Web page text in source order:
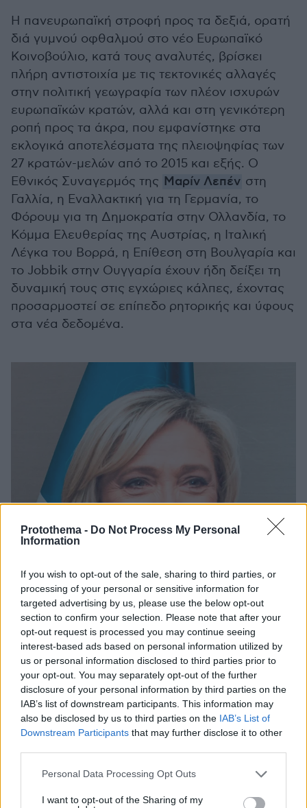
Protothema - Do Not Process My Personal
Information
If you wish to opt-out of the sale, sharing to third parties, or
processing of your personal or sensitive information for
targeted advertising by us, please use the below opt-out
section to confirm your selection. Please note that after your
opt-out request is processed you may continue seeing
interest-based ads based on personal information utilized by
us or personal information disclosed to third parties prior to
your opt-out. You may separately opt-out of the further
disclosure of your personal information by third parties on the
IAB’s list of downstream participants. This information may
also be disclosed by us to third parties on the IAB’s List of
Downstream Participants that may further disclose it to other
Please note that this website/app uses one or more Google
not limited to your visit or usage behaviour. You may click to
Personal Data Processing Opt Outs
I want to opt-out of the Sharing of my
Η πανευρωπαϊκή στροφή προς τα δεξιά, ορατή
διά γυμνού οφθαλμού στο νέο Ευρωπαϊκό
Κοινοβούλιο, κατά τους αναλυτές, βρίσκει
πλήρη αντιστοιχία με τις τεκτονικές αλλαγές
στην πολιτική γεωγραφία των πλέον ισχυρών
ευρωπαϊκών κρατών, αλλά και στη γενικότερη
ροπή προς τα άκρα, που εμφανίστηκε στα
εκλογικά αποτελέσματα της πλειοψηφίας των
27 κρατών-μελών από το 2015 και εξής. Ο
Εθνικός Συναγερμός της Μαρίν Λεπέν στη
Γαλλία, η Εναλλακτική για τη Γερμανία, το
Φόρουμ για τη Δημοκρατία στην Ολλανδία, το
Κόμμα Ελευθερίας της Αυστρίας, η Ιταλική
Λέγκα του Βορρά, η Επίθεση στη Βουλγαρία και
το Jobbik στην Ουγγαρία έχουν ήδη δείξει τη
δυναμική τους στις εγχώριες κάλπες, έχοντας
προσαρμοστεί σε επίπεδο ρητορικής και ύφους
στα νέα δεδομένα.
H Μαρίν Λεπέν, πρόεδρος του Εθνικού Συναγερμού, έφτασε το